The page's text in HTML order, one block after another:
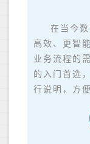
在当今
高效、更智
业务流程的
的入门首选
行说明，方